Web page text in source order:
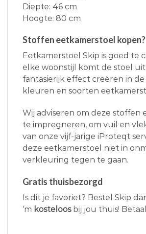
Diepte: 46 cm
Hoogte: 80 cm
Stoffen eetkamerstoel kopen?
Eetkamerstoel Skip is goed te
elke woonstijl komt de stoel
fantasierijk effect creëren in
kleuren en soorten
Wij adviseren om deze
te impregneren, om vuil en
van onze vijf-jarige iProteqt
deze eetkamerstoel niet in
verkleuring tegen te gaan.
Gratis thuisbezorgd
Is dit je favoriet? Bestel Skip
‘m kosteloosbij jou thuis!